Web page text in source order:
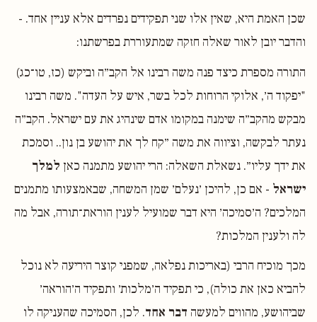
שכן האמת היא, שאין אלו שני תפקידים נפרדים אלא עניין אחד. -
והדבר יובן לאור שאלה חזקה שמתעוררת בפרשתנו:
התורה מספרת כיצד פנה משה רבינו אל הקב״ה וביקש (כז, טו־כג)
"יפקוד ה׳, אלוקי הרוחות לכל בשר, איש על העדה". משה רבינו
מבקש מהקב״ה שימנה במקומו אדם שינהיג את עם ישראל. הקב״ה
נעתר לבקשה, וציווה את משה ״קח לך את יהושע בן נון.. וסמכת
את ידך עליו״. נשאלת השאלה: הרי יהושע מתמנה כאן למלך
ישראל - אם כן, להיכן ׳נעלם׳ שמן המשחה, שבאמצעותו מתמנים
המלכים? ה׳סמיכה׳ היא דבר שמועיל לענין הוראת־תורה, אבל מה
לה ולענין המלכות?
מכך מוכיח הרבי (באריכות נפלאה, שמפני קוצר היריעה לא נוכל
להביא כאן את כולה), כי תפקיד ה׳מלכות׳ ותפקיד ה׳הוראה׳
שביהושע, מהווים למעשה דבר אחד. לכן, הסמיכה שהעניקה לו